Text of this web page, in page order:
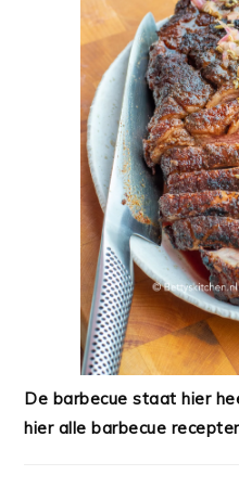
De barbecue staat hier
hier alle barbecue